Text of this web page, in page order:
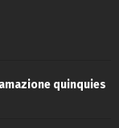
quinquies